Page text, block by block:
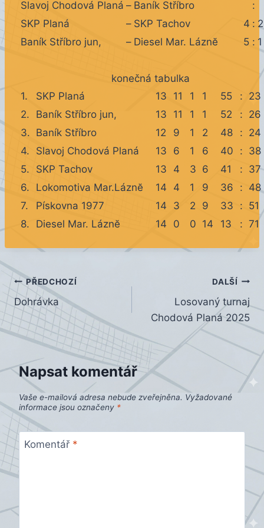
Slavoj Chodová Planá – Baník Stříbro
:
SKP Planá
– SKP Tachov 4 :
Baník Stříbro jun,
– Diesel Mar. Láznĕ 5 :
konečná tabulka
1.
SKP Planá 13 11 1 1 55 : 23
2.
Baník Stříbro jun, 13 11 1 1 52 : 26
3. Baník Stříbro 12 9 1 2 48 : 24
4.
Slavoj Chodová Planá 13 6 1 6 40 : 38
5.
SKP Tachov 13 4 3 6 41 : 37
6.
Lokomotiva Mar.Láznĕ 14 4 1 9 36 : 48
7.
Pískovna 1977 14 3 2 9 33 : 51
8.
Diesel Mar. Láznĕ 14 0 0 14 13 : 71
Navigace
pro
příspěvek
PŘEDCHOZÍ
Dohrávka
DALŠÍ
Losovaný turnaj
Chodová Planá 2025
Napsat komentář
Vaše e-mailová adresa nebude zveřejněna. Vyžadované
informace jsou označeny *
Komentář *